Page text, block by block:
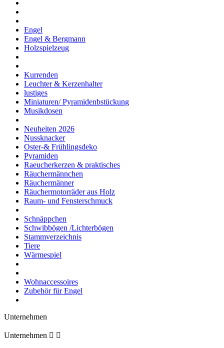
Engel
Engel & Bergmann
Holzspielzeug
Kurrenden
Leuchter & Kerzenhalter
lustiges
Miniaturen/ Pyramidenbstückung
Musikdosen
Neuheiten 2026
Nussknacker
Oster-& Frühlingsdeko
Pyramiden
Raeucherkerzen & praktisches
Räuchermännchen
Räuchermänner
Räuchermotorräder aus Holz
Raum- und Fensterschmuck
Schnäppchen
Schwibbögen /Lichterbögen
Stammverzeichnis
Tiere
Wärmespiel
Wohnaccessoires
Zubehör für Engel
Unternehmen
Unternehmen  